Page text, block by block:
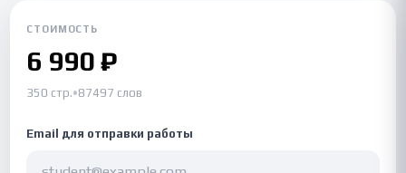
СТОИМОСТЬ
6 990 ₽
350 стр.•87497 слов
Email для отправки работы